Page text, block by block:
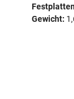
Gewicht: